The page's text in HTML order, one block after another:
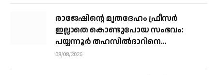
രാജേഷിന്റെ മൃതദേഹം ഫ്രീസർ
ഇല്ലാതെ കൊണ്ടുപോയ സംഭവം:
പയ്യന്നൂർ തഹസിൽദാറിനെ
സസ്പെൻഡ് ചെയ്യാൻ നിർദ്ദേശം
08/08/2026